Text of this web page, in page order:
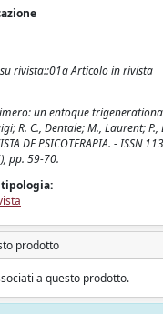
rivista::01a Articolo in rivista
un entoque
R. C., Dentale; M., Laurent; P.,
DE PSICOTERAPIA. - ISSN
pp. 59-70.
prodotto
a questo prodotto.